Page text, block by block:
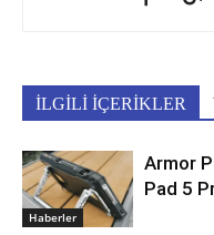
İLGİLİ İÇERİKLER
Haberler
Armor
Pad 5